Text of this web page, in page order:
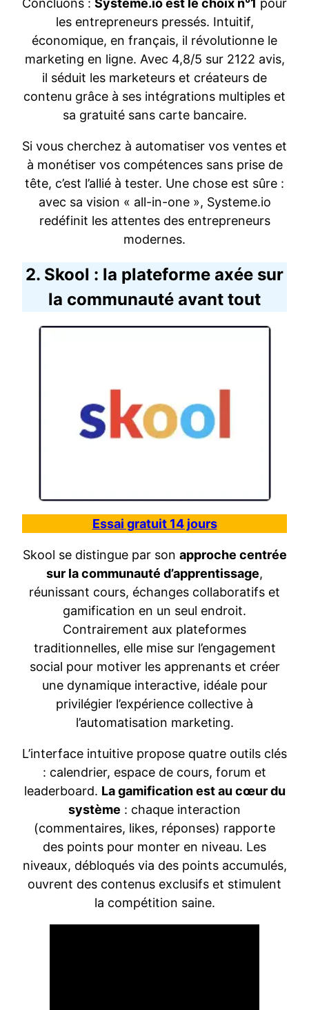
Concluons : Systeme.io est le choix n°1 pour
les entrepreneurs pressés. Intuitif,
économique, en français, il révolutionne le
marketing en ligne. Avec 4,8/5 sur 2122 avis,
il séduit les marketeurs et créateurs de
contenu grâce à ses intégrations multiples et
sa gratuité sans carte bancaire.
Si vous cherchez à automatiser vos ventes et
à monétiser vos compétences sans prise de
tête, c’est l’allié à tester. Une chose est sûre :
avec sa vision « all-in-one », Systeme.io
redéfinit les attentes des entrepreneurs
modernes.
2. Skool : la plateforme axée sur
la communauté avant tout
Essai gratuit 14 jours
Skool se distingue par son approche centrée
sur la communauté d’apprentissage,
réunissant cours, échanges collaboratifs et
gamification en un seul endroit.
Contrairement aux plateformes
traditionnelles, elle mise sur l’engagement
social pour motiver les apprenants et créer
une dynamique interactive, idéale pour
privilégier l’expérience collective à
l’automatisation marketing.
L’interface intuitive propose quatre outils clés
: calendrier, espace de cours, forum et
leaderboard. La gamification est au cœur du
système : chaque interaction
(commentaires, likes, réponses) rapporte
des points pour monter en niveau. Les
niveaux, débloqués via des points accumulés,
ouvrent des contenus exclusifs et stimulent
la compétition saine.